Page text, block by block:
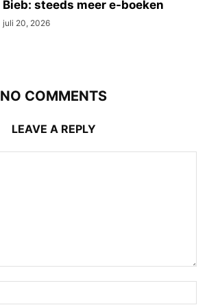
Bieb: steeds meer e-boeken
juli 20, 2026
NO COMMENTS
LEAVE A REPLY